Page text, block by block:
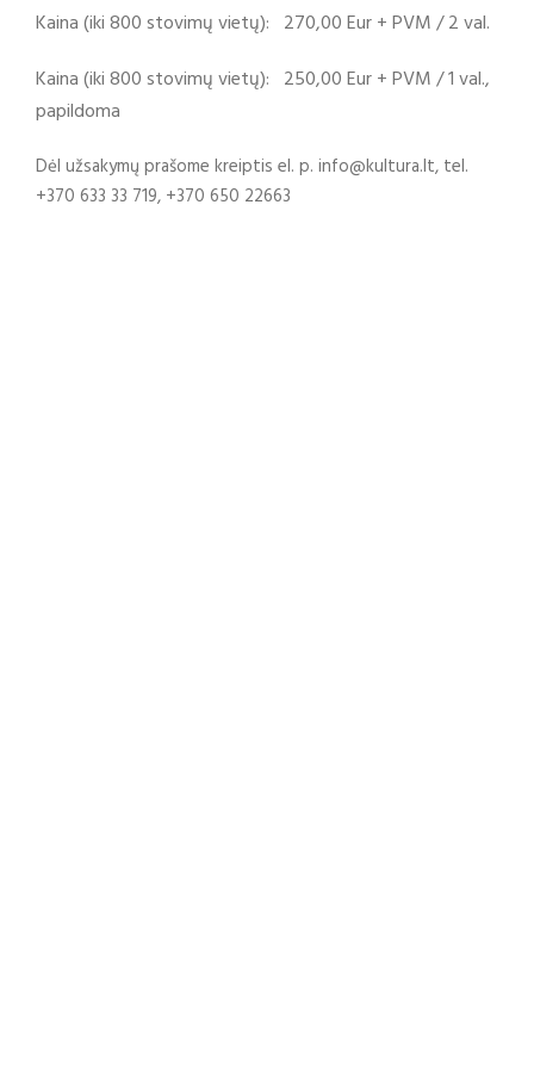
Kaina (iki 800 stovimų vietų): 270,00 Eur + PVM / 2 val.
Kaina (iki 800 stovimų vietų): 250,00 Eur + PVM / 1 val.,
papildoma
Dėl užsakymų prašome kreiptis el. p. info@kultura.lt, tel.
+370 633 33 719, +370 650 22663